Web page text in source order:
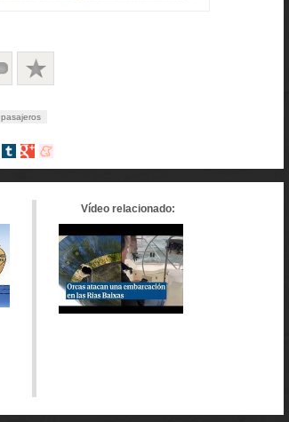
pasajeros
Compartir
Compartir
Compartir
Vídeo relacionado: